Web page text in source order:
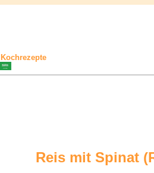
Kochrezepte
Reis mit Spinat (